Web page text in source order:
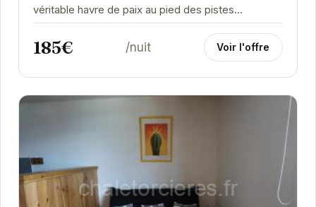
véritable havre de paix au pied des pistes
d'Orcières. L'appartement spacieux et bien équipé
offre...
185€ /nuit Voir l'offre